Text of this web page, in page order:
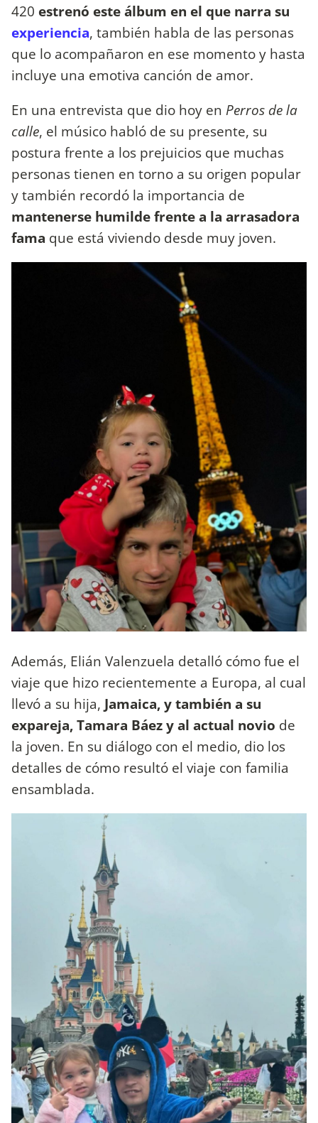
420 estrenó este álbum en el que narra su
experiencia, también habla de las personas
que lo acompañaron en ese momento y hasta
incluye una emotiva canción de amor.
En una entrevista que dio hoy en Perros de la
calle, el músico habló de su presente, su
postura frente a los prejuicios que muchas
personas tienen en torno a su origen popular
y también recordó la importancia de
mantenerse humilde frente a la arrasadora
fama que está viviendo desde muy joven.
Además, Elián Valenzuela detalló cómo fue el
viaje que hizo recientemente a Europa, al cual
llevó a su hija, Jamaica, y también a su
expareja, Tamara Báez y al actual novio de
la joven. En su diálogo con el medio, dio los
detalles de cómo resultó el viaje con familia
ensamblada.